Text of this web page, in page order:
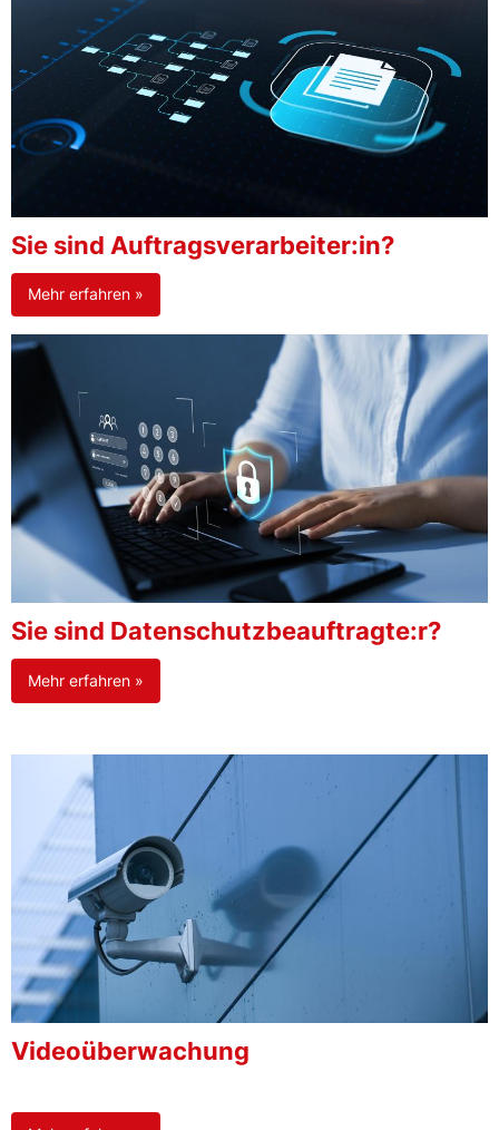
Sie sind Auftragsverarbeiter:in?
Mehr erfahren »
Sie sind Datenschutzbeauftragte:r?
Mehr erfahren »
Videoüberwachung